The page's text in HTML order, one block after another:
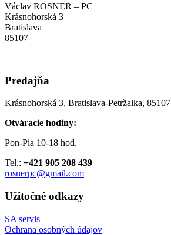
Václav ROSNER – PC
Krásnohorská 3
Bratislava
85107
Predajňa
Krásnohorská 3, Bratislava-Petržalka, 85107
Otváracie hodiny:
Pon-Pia 10-18 hod.
Tel.: +421 905 208 439
rosnerpc@gmail.com
Užitočné odkazy
SA servis
Ochrana osobných údajov